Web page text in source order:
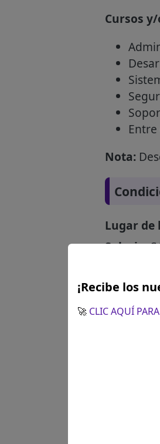
Cursos
Nota:
Lugar de
Salario:
¡Recibe los
🚀 CLIC AQUÍ